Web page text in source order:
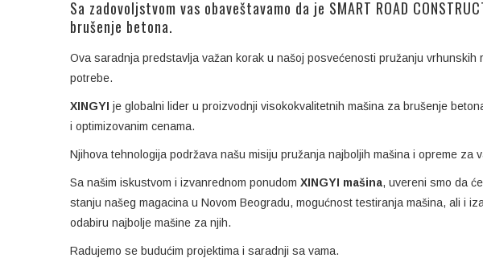
Sa zadovoljstvom vas obaveštavamo da je SMART ROAD
brušenje betona.
Ova saradnja predstavlja važan korak u našoj posvećenosti pružanju
potrebe.
XINGYI je globalni lider u proizvodnji visokokvalitetnih mašina za brušenje
i optimizovanim cenama.
Njihova tehnologija podržava našu misiju pružanja najboljih mašina i opreme za
Sa našim iskustvom i izvanrednom ponudom XINGYI mašina, uvereni smo da
stanju našeg magacina u Novom Beogradu, mogućnost testiranja mašina, ali i
odabiru najbolje mašine za njih.
Radujemo se budućim projektima i saradnji sa vama.